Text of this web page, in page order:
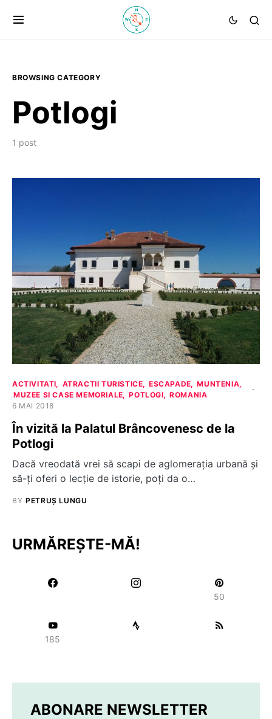
BROWSING CATEGORY
Potlogi
1 post
ACTIVITATI ATRACTII TURISTICE ESCAPADE
MUNTENIA
MUZEE SI CASE MEMORIALE
POTLOGI
ROMANIA
6 MAI 2018
În vizită la Palatul Brâncovenesc de la
Potlogi
Dacă vreodată vrei să scapi de aglomerația urbană și
să-ți oferi o lecție de istorie, poți da o…
BY PETRUȘ LUNGU
URMĂREȘTE-MĂ!
50
185
ABONARE NEWSLETTER